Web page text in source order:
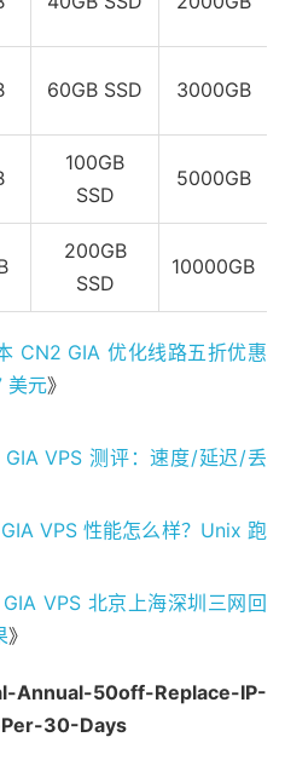
60GB SSD 3000GB
100GB
SSD
5000GB
200GB
SSD
10000GB
CN2 GIA 优化线路五折优惠
美元》
VPS 测评：速度/延迟/丢
VPS 性能怎么样？Unix 跑
VPS 北京上海深圳三网回
》
Annual-50off-Replace-IP-
30-Days